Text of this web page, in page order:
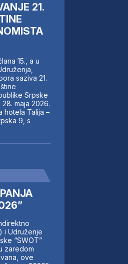
21.
15., a u
saziva 21.
Srpske
maja 2026.
hotela Talija –
9, s
i Udruženje
“SWOT”
zaredom
ove